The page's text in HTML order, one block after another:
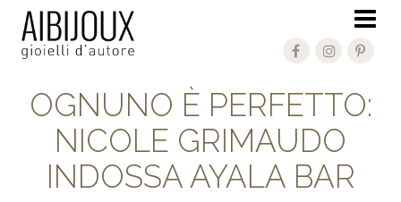
OGNUNO È PERFETTO:
NICOLE GRIMAUDO
INDOSSA AYALA BAR